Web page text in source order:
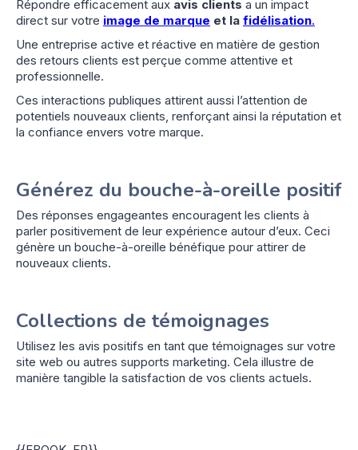
Répondre efficacement aux avis clients a un impact
direct sur votre image de marque et la fidélisation.
Une entreprise active et réactive en matière de gestion
des retours clients est perçue comme attentive et
professionnelle.
Ces interactions publiques attirent aussi l’attention de
potentiels nouveaux clients, renforçant ainsi la réputation et
la confiance envers votre marque.
Générez du bouche-à-oreille positif
Des réponses engageantes encouragent les clients à
parler positivement de leur expérience autour d’eux. Ceci
génère un bouche-à-oreille bénéfique pour attirer de
nouveaux clients.
Collections de témoignages
Utilisez les avis positifs en tant que témoignages sur votre
site web ou autres supports marketing. Cela illustre de
manière tangible la satisfaction de vos clients actuels.